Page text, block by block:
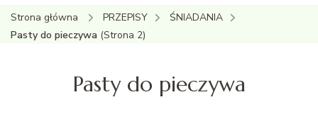
Strona główna PRZEPISY
ŚNIADANIA
Pasty do pieczywa (Strona 2)
Pasty do pieczywa